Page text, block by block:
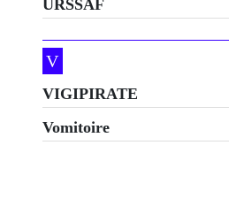
URSSAF
V
VIGIPIRATE
Vomitoire